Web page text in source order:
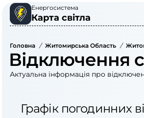
Енергосистема
Карта світла
Головна / Житомирська Область /
Відключення
Актуальна інформація про
Графік погодинних